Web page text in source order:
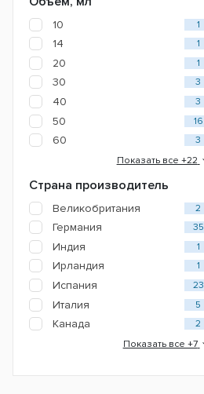
10 1
14 1
20 1
30 3
40 3
50 16
60
3
Показать все +22
Страна производитель
Великобритания 2
Германия 35
Индия 1
Ирландия 1
Испания 23
Италия 5
Канада
2
Показать все +7